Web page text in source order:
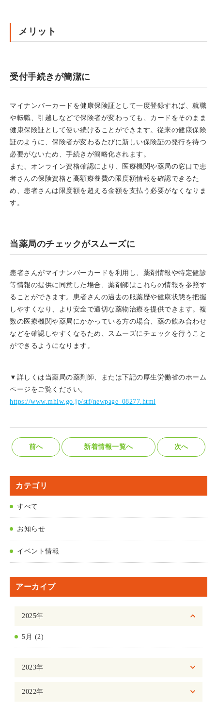
メリット
受付手続きが簡潔に
マイナンバーカードを健康保険証として一度登録すれば、 就職
や転職、引越しなどで保険者が変わっても、 カードをそのまま
健康保険証として使い続けることができます。 従来の健康保険
証のように、 保険者が変わるたびに新しい保険証の発行を待つ
必要がないため、 手続きが簡略化されます。
また、オンライン資格確認により、
医療機関や薬局の窓口で患
者さんの保険資格と高額療養費の限度額情報を確認できるた
め、 患者さんは限度額を超える金額を支払う必要がなくなりま
す。
当薬局のチェックがスムーズに
患者さんがマイナンバーカードを利用し、 薬剤情報や特定健診
等情報の提供に同意した場合、 薬剤師はこれらの情報を参照す
ることができます。 患者さんの過去の服薬歴や健康状態を把握
しやすくなり、
より安全で適切な薬物治療を提供できます。 複
数の医療機関や薬局にかかっている方の場合、 薬の飲み合わせ
などを確認しやすくなるため、
スムーズにチェックを行うこと
ができるようになります。
▼詳しくは当薬局の薬剤師、
または下記の厚生労働省のホーム
ページをご覧ください。
https://www.mhlw.go.jp/stf/newpage_08277.html
前へ 新着情報一覧へ 次へ
カテゴリ
すべて
お知らせ
イベント情報
アーカイブ
2025年
5月 (2)
2023年
2022年